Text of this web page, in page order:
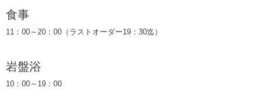
食事
11：00～20：00（ラストオーダー19：30迄）
岩盤浴
10：00～19：00